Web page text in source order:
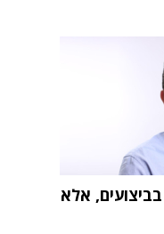
אלא